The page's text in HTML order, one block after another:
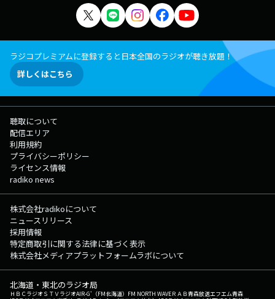
ラジコプレミアムに登録すると日本全国のラジオが聴き放題！
詳しくはこちら
聴取について
配信エリア
利用規約
プライバシーポリシー
ライセンス情報
radiko news
株式会社radikoについて
ニュースリリース
採用情報
特定商取引に関する法律に基づく表示
株式会社メディアプラットフォームラボについて
北海道・東北のラジオ局
ＨＢＣラジオＳＴＶラジオAIR-G'（FM北海道） FM NORTH WAVEＲＡＢ青森放送エフエム青森